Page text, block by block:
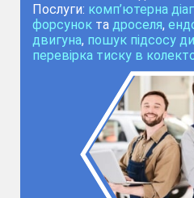
Послуги: комп’ютерна
форсунок та дроселя,
двигуна, пошук підсосу
перевірка тиску в